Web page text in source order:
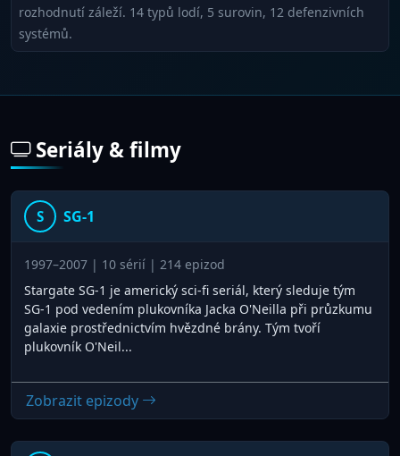
rozhodnutí záleží. 14 typů lodí, 5 surovin, 12 defenzivních
systémů.
Seriály & filmy
S SG-1
1997–2007 | 10 sérií | 214 epizod
Stargate SG-1 je americký sci-fi seriál, který sleduje tým
SG-1 pod vedením plukovníka Jacka O'Neilla při průzkumu
galaxie prostřednictvím hvězdné brány. Tým tvoří
plukovník O'Neil...
Zobrazit epizody